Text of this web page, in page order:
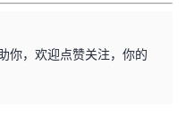
你，欢迎点赞关注，你的